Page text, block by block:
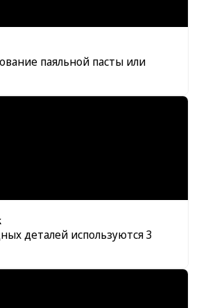
паяльной пасты или
деталей используются 3